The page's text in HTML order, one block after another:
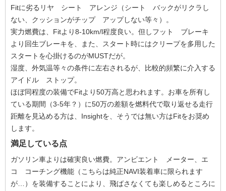
Fitに劣るリヤ シート アレンジ（シート バックがリクラし
ない、クッションがチップ アップしない等々）。
実力燃費は、Fitより8-10km/l程度良い。但しフット ブレーキ
より回生ブレーキを、また、スタート時にはクリープを多用した
スタートを心掛けるのがMUSTだが。
湿度、外気温等々の条件に左右されるが、比較的頻繁に介入する
アイドル ストップ。
ほぼ同程度の装備でFitより50万高と思われます。お車を所有し
ている期間（3-5年？）に50万の差額を燃料代で取り返せる走行
距離を見込める方は、Insightを、そうでは無い方はFitをお奨め
します。
満足している点
ガソリン車よりは確実良い燃費。アンビエント メーター、エ
コ コーチング機能（こちらは純正NAVI装着車に限られます
が…）を装備することにより、飛ばさなくても楽しめるところに